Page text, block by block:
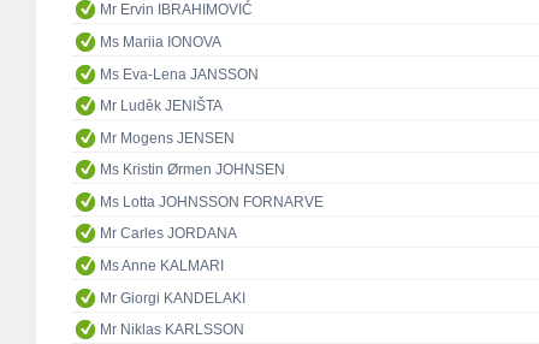
Mr Ervin IBRAHIMOVIĆ
Ms Mariia IONOVA
Ms Eva-Lena JANSSON
Mr Luděk JENIŠTA
Mr Mogens JENSEN
Ms Kristin Ørmen JOHNSEN
Ms Lotta JOHNSSON FORNARVE
Mr Carles JORDANA
Ms Anne KALMARI
Mr Giorgi KANDELAKI
Mr Niklas KARLSSON